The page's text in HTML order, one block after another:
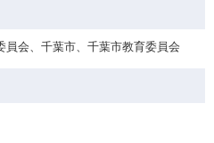
会、千葉市、千葉市教育委員会